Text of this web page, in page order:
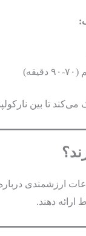
تا بین
ارزشمندی
ارائه دهند.